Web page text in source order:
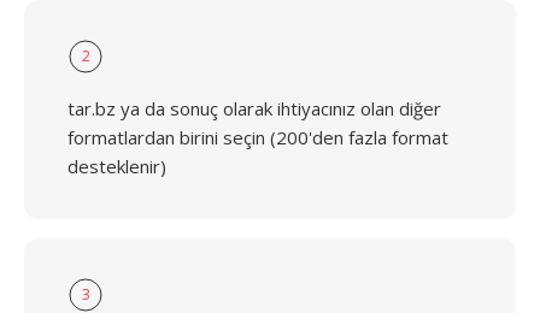
2
tar.bz ya da sonuç olarak ihtiyacınız olan diğer
formatlardan birini seçin (200'den fazla format
desteklenir)
3